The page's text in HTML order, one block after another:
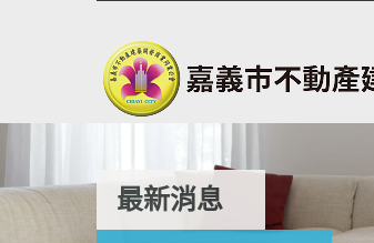
最新消息